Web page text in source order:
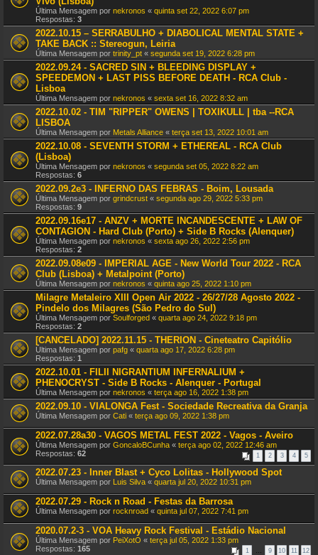
Última Mensagem por nekronos « quinta set 22, 2022 6:07 pm
Respostas: 3
2022.10.15 – SERRABULHO + DIABOLICAL MENTAL STATE +
TAKE BACK :: Stereogun, Leiria
Última Mensagem por trinity_pt « segunda set 19, 2022 6:28 pm
2022.09.24 - SACRED SIN + BLEEDING DISPLAY +
SPEEDEMON + LAST PISS BEFORE DEATH - RCA Club -
Lisboa
Última Mensagem por nekronos « sexta set 16, 2022 8:32 am
2022.10.02 - TIM "RIPPER" OWENS | TOXIKULL | tba --RCA
LISBOA
Última Mensagem por Metals Alliance « terça set 13, 2022 10:01 am
2022.10.08 - SEVENTH STORM + ETHEREAL - RCA Club
(Lisboa)
Última Mensagem por nekronos « segunda set 05, 2022 8:22 am
Respostas: 6
2022.09.2e3 - INFERNO DAS FEBRAS - Boim, Lousada
Última Mensagem por grindcrust « segunda ago 29, 2022 5:33 pm
Respostas: 9
2022.09.16e17 - ANZV + MORTE INCANDESCENTE + LAW OF
CONTAGION - Hard Club (Porto) + Side B Rocks (Alenquer)
Última Mensagem por nekronos « sexta ago 26, 2022 2:56 pm
Respostas: 2
2022.09.08e09 - IMPERIAL AGE - New World Tour 2022 - RCA
Club (Lisboa) + Metalpoint (Porto)
Última Mensagem por nekronos « quinta ago 25, 2022 1:10 pm
Milagre Metaleiro XIII Open Air 2022 - 26/27/28 Agosto 2022 -
Pindelo dos Milagres (São Pedro do Sul)
Última Mensagem por Soulforged « quarta ago 24, 2022 9:18 pm
Respostas: 2
[CANCELADO] 2022.11.15 - THERION - Cineteatro Capitólio
Última Mensagem por pafg « quarta ago 17, 2022 6:28 pm
Respostas: 1
2022.10.01 - FILII NIGRANTIUM INFERNALIUM +
PHENOCRYST - Side B Rocks - Alenquer - Portugal
Última Mensagem por nekronos « terça ago 16, 2022 1:38 pm
2022.09.10 - VIALONGA Fest - Sociedade Recreativa da Granja
Última Mensagem por Cati « terça ago 09, 2022 1:38 pm
2022.07.28a30 - VAGOS METAL FEST 2022 - Vagos - Aveiro
Última Mensagem por GoncaloBCunha « terça ago 02, 2022 12:46 am
Respostas: 62 1 2 3 4 5
2022.07.23 - Inner Blast + Cyco Lolitas - Hollywood Spot
Última Mensagem por Luis Silva « quarta jul 20, 2022 10:31 pm
2022.07.29 - Rock n Road - Festas da Barrosa
Última Mensagem por rocknroad « quinta jul 07, 2022 7:41 pm
2020.07.2-3 - VOA Heavy Rock Festival - Estádio Nacional
Última Mensagem por PeiXotO « terça jul 05, 2022 1:33 pm
Respostas: 165 1 … 9 10 11 12